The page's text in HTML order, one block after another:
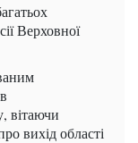
Верховної
вітаючи
вихід області